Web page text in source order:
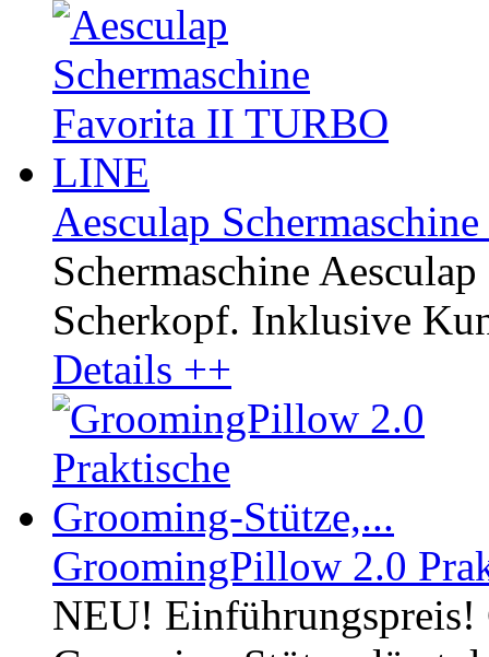
Aesculap
Schermaschine
Scherkopf. Inklusive
Details ++
GroomingPillow 2.0
NEU!